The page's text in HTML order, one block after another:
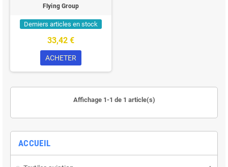
ACCUEIL
Flying Group
Derniers articles en stock
33,42 €
ACHETER
Affichage 1-1 de 1 article(s)